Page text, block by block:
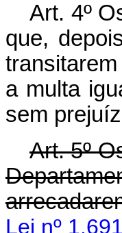
Art. 4º
que,
a multa
sem
Art. 5º
Lei nº